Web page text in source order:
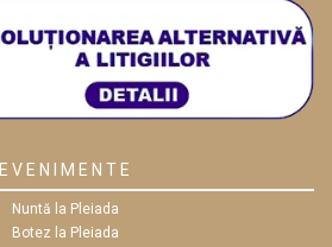
EVENIMENTE
Nuntă la Pleiada
Botez la Pleiada